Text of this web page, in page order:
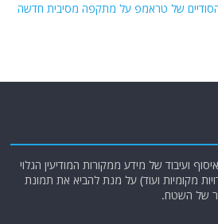
הסודיים של טראמפ על מתקפה מסיבית חדשה
ועיבוד של מידע ממקורות המודיעין הגלוי
מקומיות ועוד) על מנת להביא את תמונת
של השטח.